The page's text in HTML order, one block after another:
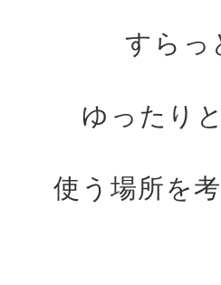
すらっ
ゆったり
使う場所を